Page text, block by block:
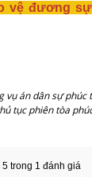
vệ đương
vụ án dân sự phúc
tục phiên tòa
trong 1 đánh giá